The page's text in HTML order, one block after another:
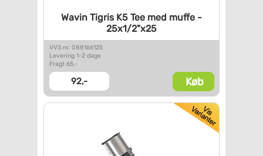
Wavin Tigris K5 Tee med muffe -
25x1/2"x25
VVS nr. 088166125
Levering 1-2 dage
Fragt 65,-
92,- Køb